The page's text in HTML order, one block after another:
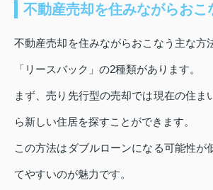
不動産売却を住みながらおこ
不動産売却を住みながらおこなう主な方
「リースバック」の2種類があります。
まず、売り先行型の売却では現在の住ま
ら新しい住居を探すことができます。
この方法はダブルローンになる可能性が
てやすいのが魅力です。